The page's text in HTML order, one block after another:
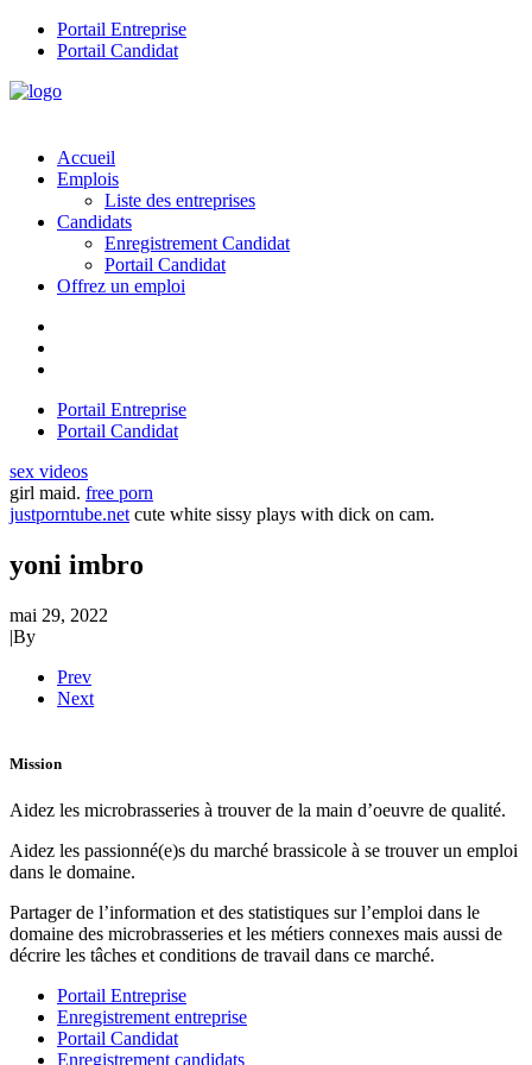
Portail Entreprise
Portail Candidat
Accueil
Emplois
Liste des entreprises
Candidats
Enregistrement Candidat
Portail Candidat
Offrez un emploi
Portail Entreprise
Portail Candidat
sex videos
girl maid. free porn
justporntube.net cute white sissy plays with dick on cam.
yoni imbro
mai 29, 2022
|By
Prev
Next
Mission
Aidez les microbrasseries à trouver de la main d’oeuvre de qualité.
Aidez les passionné(e)s du marché brassicole à se trouver un emploi
dans le domaine.
Partager de l’information et des statistiques sur l’emploi dans le
domaine des microbrasseries et les métiers connexes mais aussi de
décrire les tâches et conditions de travail dans ce marché.
Portail Entreprise
Enregistrement entreprise
Portail Candidat
Enregistrement candidats